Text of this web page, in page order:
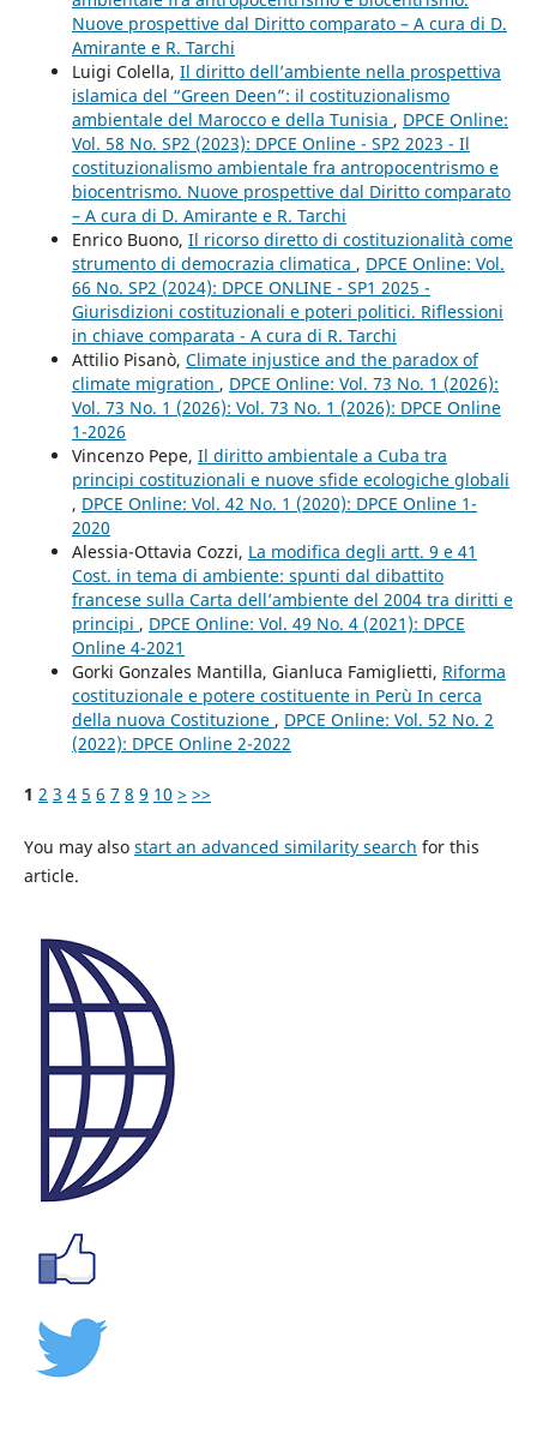
Nuove prospettive dal Diritto comparato – A cura di D.
Amirante e R. Tarchi
Luigi Colella, Il diritto dell’ambiente nella prospettiva
islamica del “Green Deen”: il costituzionalismo
ambientale del Marocco e della Tunisia , DPCE Online:
Vol. 58 No. SP2 (2023): DPCE Online - SP2 2023 - Il
costituzionalismo ambientale fra antropocentrismo e
biocentrismo. Nuove prospettive dal Diritto comparato
– A cura di D. Amirante e R. Tarchi
Enrico Buono, Il ricorso diretto di costituzionalità come
strumento di democrazia climatica , DPCE Online: Vol.
66 No. SP2 (2024): DPCE ONLINE - SP1 2025 -
Giurisdizioni costituzionali e poteri politici. Riflessioni
in chiave comparata - A cura di R. Tarchi
Attilio Pisanò, Climate injustice and the paradox of
climate migration , DPCE Online: Vol. 73 No. 1 (2026):
Vol. 73 No. 1 (2026): Vol. 73 No. 1 (2026): DPCE Online
1-2026
Vincenzo Pepe, Il diritto ambientale a Cuba tra
principi costituzionali e nuove sfide ecologiche globali
, DPCE Online: Vol. 42 No. 1 (2020): DPCE Online 1-
2020
Alessia-Ottavia Cozzi, La modifica degli artt. 9 e 41
Cost. in tema di ambiente: spunti dal dibattito
francese sulla Carta dell’ambiente del 2004 tra diritti e
principi , DPCE Online: Vol. 49 No. 4 (2021): DPCE
Online 4-2021
Gorki Gonzales Mantilla, Gianluca Famiglietti, Riforma
costituzionale e potere costituente in Perù In cerca
della nuova Costituzione , DPCE Online: Vol. 52 No. 2
(2022): DPCE Online 2-2022
1 2 3 4 5 6 7 8 9 10 > >>
You may also start an advanced similarity search for this
article.